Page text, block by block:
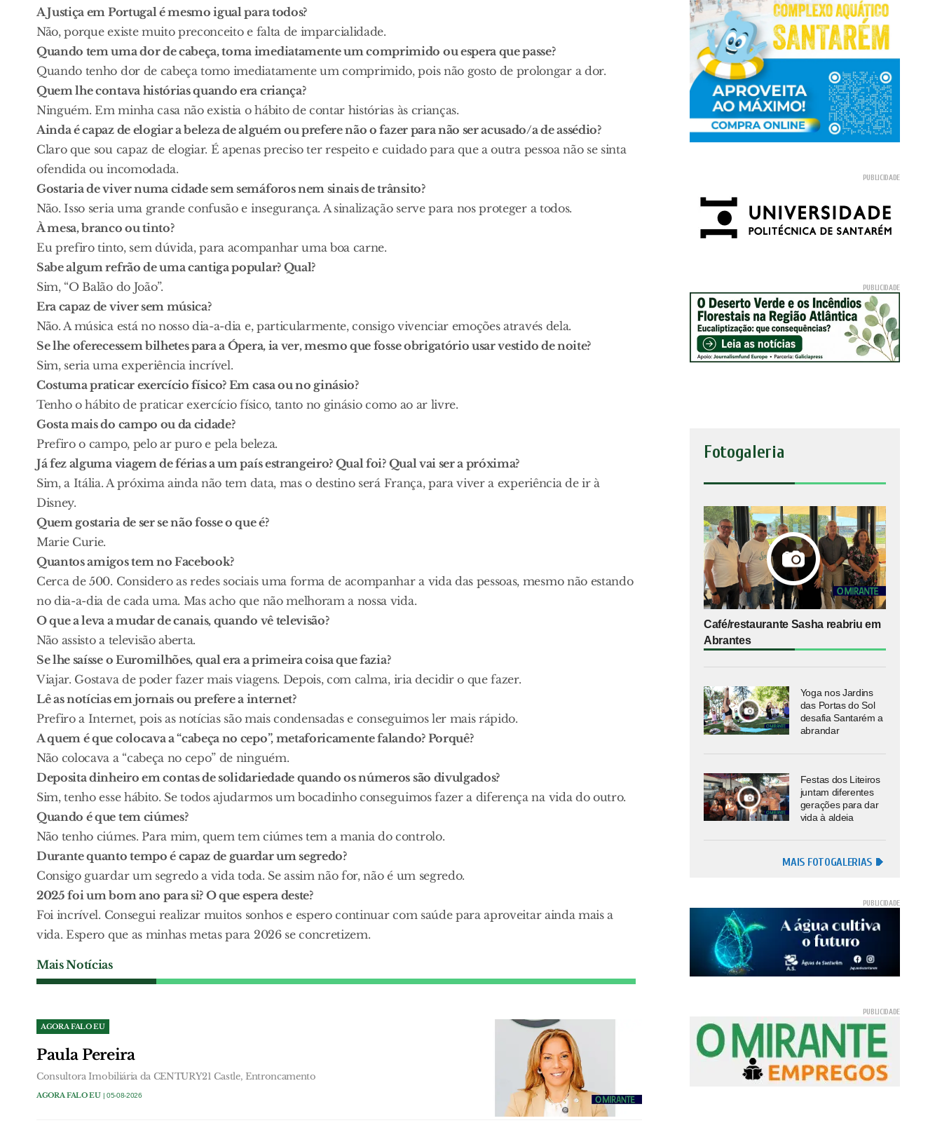
A Justiça em Portugal é mesmo igual para todos?
Não, porque existe muito preconceito e falta de imparcialidade.
Quando tem uma dor de cabeça, toma imediatamente um comprimido ou espera que passe?
Quando tenho dor de cabeça tomo imediatamente um comprimido, pois não gosto de prolongar a dor.
Quem lhe contava histórias quando era criança?
Ninguém. Em minha casa não existia o hábito de contar histórias às crianças.
Ainda é capaz de elogiar a beleza de alguém ou prefere não o fazer para não ser acusado/a de assédio?
Claro que sou capaz de elogiar. É apenas preciso ter respeito e cuidado para que a outra pessoa não se sinta
ofendida ou incomodada.
Gostaria de viver numa cidade sem semáforos nem sinais de trânsito?
Não. Isso seria uma grande confusão e insegurança. A sinalização serve para nos proteger a todos.
À mesa, branco ou tinto?
Eu prefiro tinto, sem dúvida, para acompanhar uma boa carne.
Sabe algum refrão de uma cantiga popular? Qual?
Sim, “O Balão do João”.
Era capaz de viver sem música?
Não. A música está no nosso dia-a-dia e, particularmente, consigo vivenciar emoções através dela.
Se lhe oferecessem bilhetes para a Ópera, ia ver, mesmo que fosse obrigatório usar vestido de noite?
Sim, seria uma experiência incrível.
Costuma praticar exercício físico? Em casa ou no ginásio?
Tenho o hábito de praticar exercício físico, tanto no ginásio como ao ar livre.
Gosta mais do campo ou da cidade?
Prefiro o campo, pelo ar puro e pela beleza.
Já fez alguma viagem de férias a um país estrangeiro? Qual foi? Qual vai ser a próxima?
Sim, a Itália. A próxima ainda não tem data, mas o destino será França, para viver a experiência de ir à
Disney.
Quem gostaria de ser se não fosse o que é?
Marie Curie.
Quantos amigos tem no Facebook?
Cerca de 500. Considero as redes sociais uma forma de acompanhar a vida das pessoas, mesmo não estando
no dia-a-dia de cada uma. Mas acho que não melhoram a nossa vida.
O que a leva a mudar de canais, quando vê televisão?
Não assisto a televisão aberta.
Se lhe saísse o Euromilhões, qual era a primeira coisa que fazia?
Viajar. Gostava de poder fazer mais viagens. Depois, com calma, iria decidir o que fazer.
Lê as notícias em jornais ou prefere a internet?
Prefiro a Internet, pois as notícias são mais condensadas e conseguimos ler mais rápido.
A quem é que colocava a “cabeça no cepo”, metaforicamente falando? Porquê?
Não colocava a “cabeça no cepo” de ninguém.
Deposita dinheiro em contas de solidariedade quando os números são divulgados?
Sim, tenho esse hábito. Se todos ajudarmos um bocadinho conseguimos fazer a diferença na vida do outro.
Quando é que tem ciúmes?
Não tenho ciúmes. Para mim, quem tem ciúmes tem a mania do controlo.
Durante quanto tempo é capaz de guardar um segredo?
Consigo guardar um segredo a vida toda. Se assim não for, não é um segredo.
2025 foi um bom ano para si? O que espera deste?
Foi incrível. Consegui realizar muitos sonhos e espero continuar com saúde para aproveitar ainda mais a
vida. Espero que as minhas metas para 2026 se concretizem.
Mais Notícias
AGORA FALO EU
Paula Pereira
Consultora Imobiliária da CENTURY21 Castle, Entroncamento
AGORA FALO EU| 05-08-2026
Fotogaleria
Café/restaurante Sasha reabriu em
Abrantes
Yoga nos Jardins
das Portas do Sol
desafia Santarém a
abrandar
Festas dos Liteiros
juntam diferentes
gerações para dar
vida à aldeia
MAIS FOTOGALERIAS